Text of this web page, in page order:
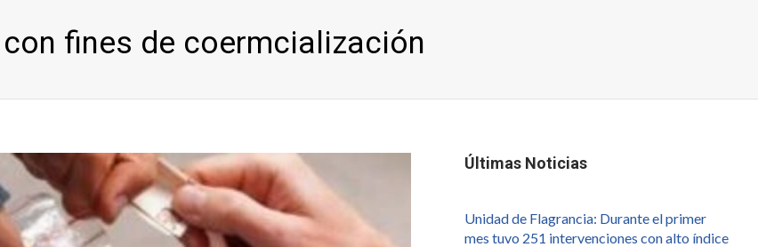
fines de coermcialización
Últimas Noticias
Unidad de Flagrancia: Durante el primer
mes tuvo 251 intervenciones con alto índice